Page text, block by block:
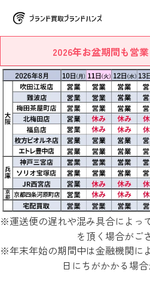
2026年お盆期間も営
※運送便の遅れや混み具合によっ
を頂く場合がご
※年末年始の期間中は金融機関に
日にちがかかる場合